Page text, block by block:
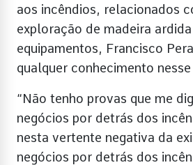
aos incêndios, relacionados
exploração de madeira
equipamentos, Francisco
qualquer conhecimento
“Não tenho provas que me
negócios por detrás dos
nesta vertente negativa da
negócios por detrás dos